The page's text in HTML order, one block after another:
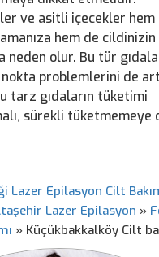
ve asitli içecekler hem
hem de cildinizin
neden olur. Bu tür
problemlerini de
tarz gıdaların tüketimi
sürekli tüketmemeye
Epilasyon Cilt
Lazer Epilasyon »
» Küçükbakkalköy Cilt